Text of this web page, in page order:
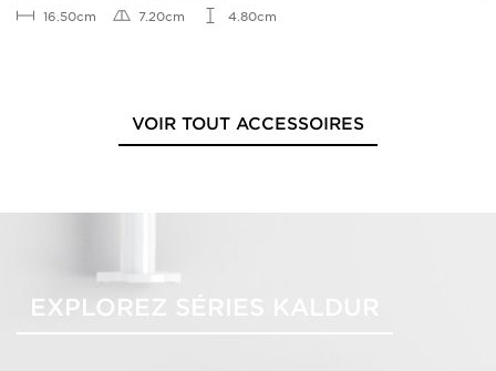
16.50cm 7.20cm 4.80cm
VOIR TOUT ACCESSOIRES
EXPLOREZ SÉRIES KALDUR